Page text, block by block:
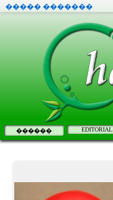
����� �������
������ EDITORIAL